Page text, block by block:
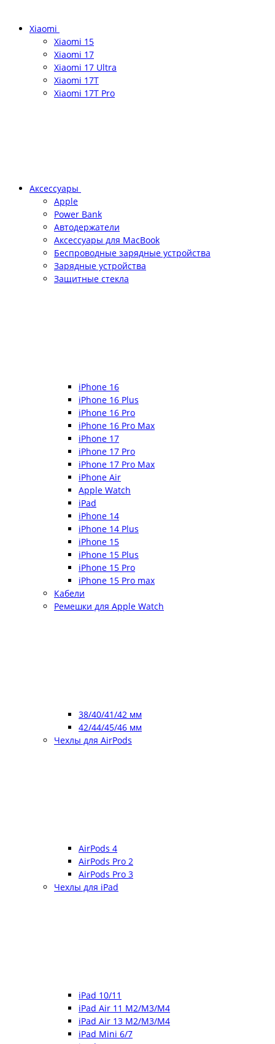
Xiaomi
Xiaomi 15
Xiaomi 17
Xiaomi 17 Ultra
Xiaomi 17T
Xiaomi 17T Pro
Аксессуары
Apple
Power Bank
Автодержатели
Аксессуары для MacBook
Беспроводные зарядные устройства
Зарядные устройства
Защитные стекла
iPhone 16
iPhone 16 Plus
iPhone 16 Pro
iPhone 16 Pro Max
iPhone 17
iPhone 17 Pro
iPhone 17 Pro Max
iPhone Air
Apple Watch
iPad
iPhone 14
iPhone 14 Plus
iPhone 15
iPhone 15 Plus
iPhone 15 Pro
iPhone 15 Pro max
Кабели
Ремешки для Apple Watch
38/40/41/42 мм
42/44/45/46 мм
Чехлы для AirPods
AirPods 4
AirPods Pro 2
AirPods Pro 3
Чехлы для iPad
iPad 10/11
iPad Air 11 M2/M3/M4
iPad Air 13 M2/M3/M4
iPad Mini 6/7